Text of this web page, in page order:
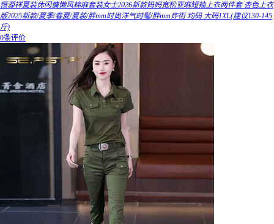
恒源祥夏装休闲慵懒风棉麻套装女士2026新款妈妈宽松亚麻短袖上衣两件套 杏色上衣
版2025新款/夏季/春夏/夏装/胖mm时尚洋气时髦/胖mm炸街 均码 大码1XL(建议130-145
斤)
0条评价